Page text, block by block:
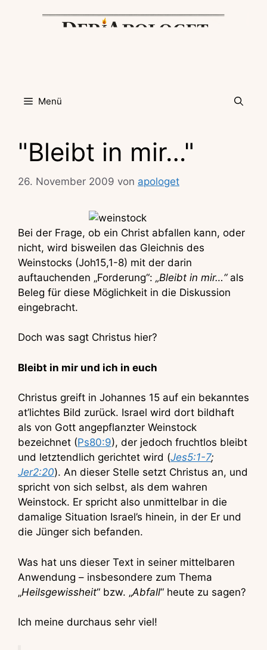
Menü
"Bleibt in mir…"
26. November 2009 von apologet
Bei der Frage, ob ein Christ abfallen kann, oder
nicht, wird bisweilen das Gleichnis des
Weinstocks (Joh15,1-8) mit der darin
auftauchenden „Forderung“: „Bleibt in mir…“als
Beleg für diese Möglichkeit in die Diskussion
eingebracht.
Doch was sagt Christus hier?
Bleibt in mir und ich in euch
Christus greift in Johannes 15 auf ein bekanntes
at’lichtes Bild zurück. Israel wird dort bildhaft
als von Gott angepflanzter Weinstock
bezeichnet (Ps80:9), der jedoch fruchtlos bleibt
und letztendlich gerichtet wird (Jes5:1-7;
Jer2:20). An dieser Stelle setzt Christus an, und
spricht von sich selbst, als dem wahren
Weinstock. Er spricht also unmittelbar in die
damalige Situation Israel’s hinein, in der Er und
die Jünger sich befanden.
Was hat uns dieser Text in seiner mittelbaren
Anwendung – insbesondere zum Thema
„Heilsgewissheit“ bzw. „Abfall“ heute zu sagen?
Ich meine durchaus sehr viel!